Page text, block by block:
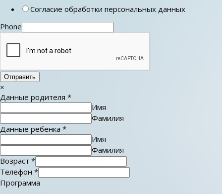
Согласие обработки персональных данных
Phone
Отправить
×
Данные родителя *
Имя
Фамилия
Данные ребенка *
Имя
Фамилия
Возраст *
Телефон *
Программа